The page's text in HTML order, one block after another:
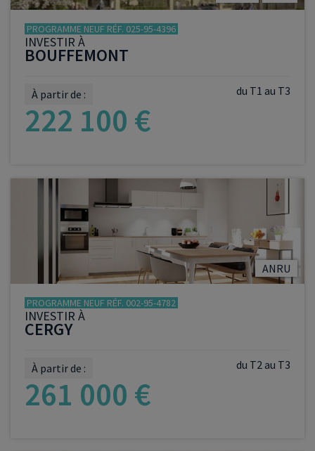
PROGRAMME NEUF RÉF. 025-95-4396
INVESTIR À
BOUFFEMONT
du T1 au T3
À partir de :
222 100 €
VOIR LE PROGRAMME
ANRU
PROGRAMME NEUF RÉF. 002-95-4782
INVESTIR À
CERGY
du T2 au T3
À partir de :
261 000 €